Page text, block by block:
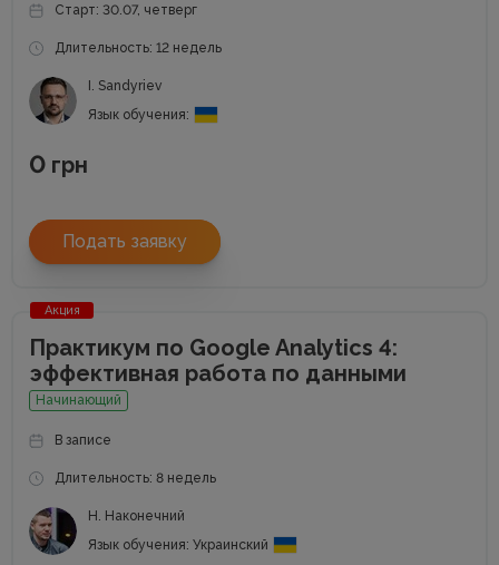
Старт: 30.07, четверг
Длительность: 12 недель
I. Sandyriev
Язык обучения:
0 грн
Подать заявку
Акция
Практикум по Google Analytics 4:
эффективная работа по данными
Начинающий
В записе
Длительность: 8 недель
Н. Наконечний
Язык обучения: Украинский